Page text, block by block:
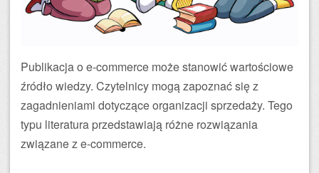
Publikacja o e-commerce może stanowić wartościowe
źródło wiedzy. Czytelnicy mogą zapoznać się z
zagadnieniami dotyczące organizacji sprzedaży. Tego
typu literatura przedstawiają różne rozwiązania
związane z e-commerce.